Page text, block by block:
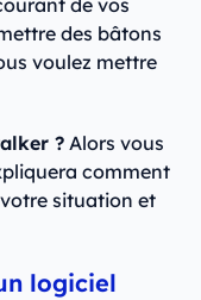
de vos
des bâtons
voulez mettre
? Alors vous
comment
situation et
logiciel